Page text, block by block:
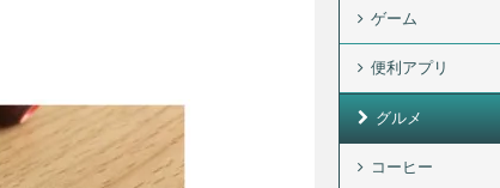
ゲーム
便利アプリ
グルメ
コーヒー